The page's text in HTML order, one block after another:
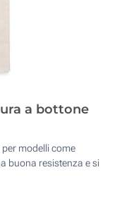
a bottone
modelli come
buona resistenza e si